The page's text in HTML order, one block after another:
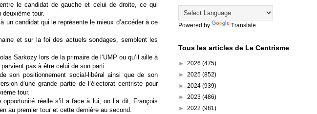
le candidat de gauche et celui de droite, ce qui
deuxième tour.
un candidat qui le représente le mieux d’accéder à ce
et sur la foi des actuels sondages, semblent les
Sarkozy lors de la primaire de l’UMP ou qu’il aille à
pas à être celui de son parti.
son positionnement social-libéral ainsi que de son
d’une grande partie de l’électorat centriste pour
tour.
réelle s’il a face à lui, on l’a dit, François
au premier tour et cette dernière au second.
Powered by Translate
Tous les articles de Le Centrisme
► 2026 (475)
► 2025 (852)
► 2024 (939)
► 2023 (486)
► 2022 (981)